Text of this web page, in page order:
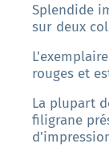
Splendide
sur deux
rouges et
La plupart
filigrane